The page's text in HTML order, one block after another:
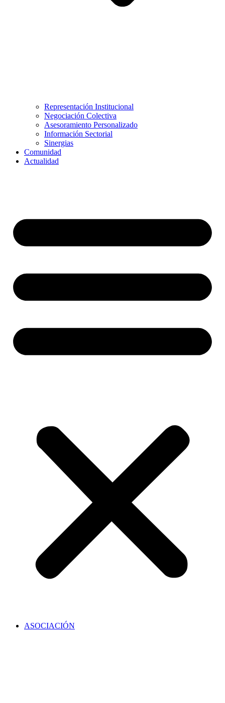
Representación Institucional
Negociación Colectiva
Asesoramiento Personalizado
Información Sectorial
Sinergias
Comunidad
Actualidad
ASOCIACIÓN